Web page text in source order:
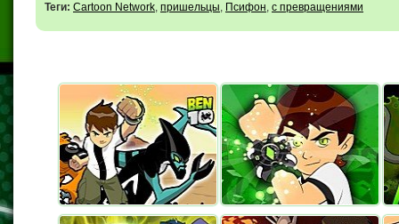
Теги: Cartoon Network, пришельцы, Псифон, с превращениями
Спасение
Все Герои (с